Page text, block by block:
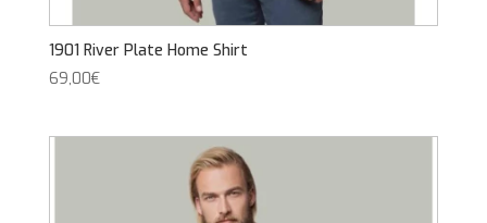
1901 River Plate Home Shirt
69,00€